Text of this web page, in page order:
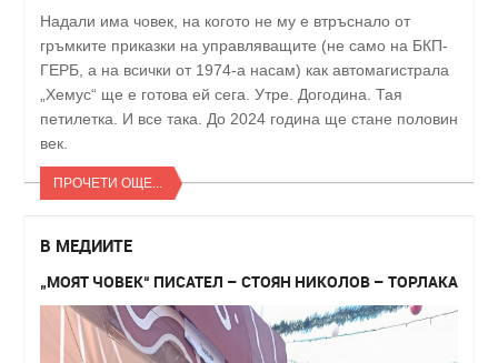
Надали има човек, на когото не му е втръснало от
гръмките приказки на управляващите (не само на БКП-
ГЕРБ, а на всички от 1974-а насам) как автомагистрала
„Хемус“ ще е готова ей сега. Утре. Догодина. Тая
петилетка. И все така. До 2024 година ще стане половин
век.
ПРОЧЕТИ ОЩЕ...
В МЕДИИТЕ
„МОЯТ ЧОВЕК“ ПИСАТЕЛ – СТОЯН НИКОЛОВ – ТОРЛАКА